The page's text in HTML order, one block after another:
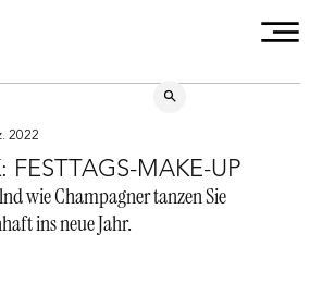
FESTTAGS-MAKE-UP
2022
wie Champagner tanzen Sie
ins neue Jahr.